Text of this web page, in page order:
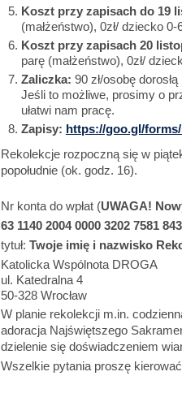
Koszt przy zapisach do 19
(małżeństwo), 0zł/ dziecko 0-
Koszt przy zapisach 20
parę (małżeństwo), 0zł/
Zaliczka: 90 zł/osobę dorosłą
Jeśli to możliwe, prosimy o
ułatwi nam pracę.
Zapisy: https://goo.gl/
Rekolekcje rozpoczną się w
popołudnie (ok. godz. 16).
Nr konta do wpłat (UWAGA!
63 1140 2004 0000 3202 7581
tytuł: Twoje imię i nazwisko
Katolicka Wspólnota DROGA
ul. Katedralna 4
50-328 Wrocław
W planie rekolekcji m.in.
adoracja Najświętszego
dzielenie się doświadczeniem
Wszelkie pytania proszę